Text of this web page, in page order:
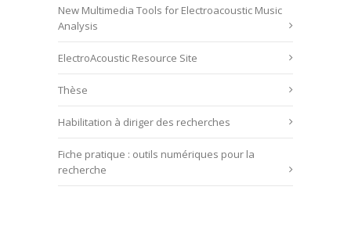
New Multimedia Tools for Electroacoustic Music
Analysis
ElectroAcoustic Resource Site
Thèse
Habilitation à diriger des recherches
Fiche pratique : outils numériques pour la
recherche